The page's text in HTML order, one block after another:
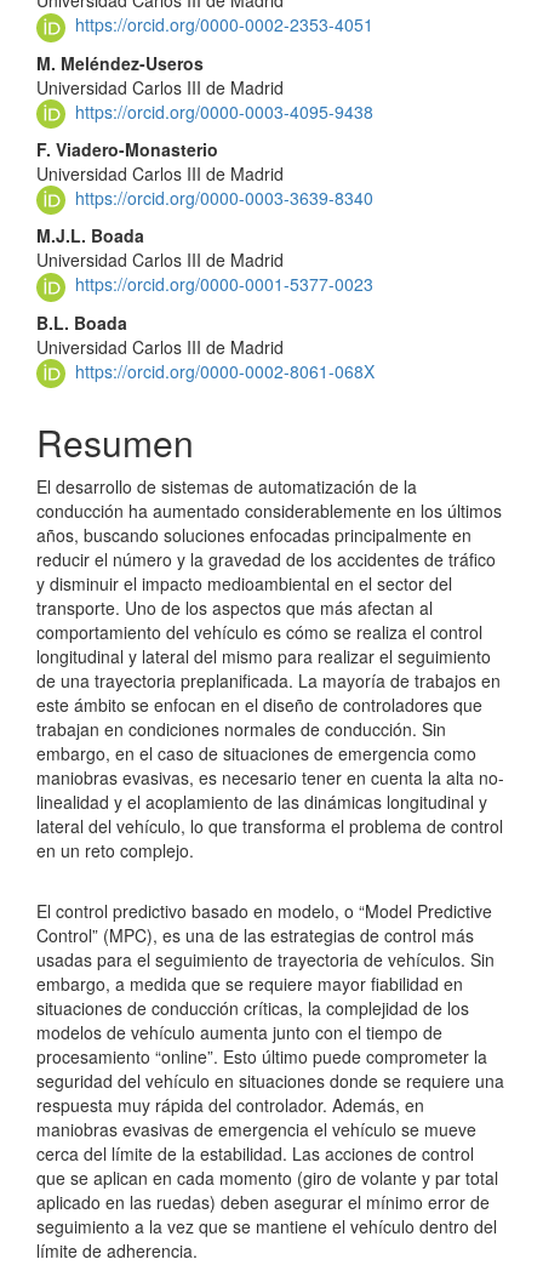
principal
del
artículo
https://orcid.org/0000-0002-2353-4051
M. Meléndez-Useros
Universidad Carlos III de Madrid
https://orcid.org/0000-0003-4095-9438
F. Viadero-Monasterio
Universidad Carlos III de Madrid
https://orcid.org/0000-0003-3639-8340
M.J.L. Boada
Universidad Carlos III de Madrid
https://orcid.org/0000-0001-5377-0023
B.L. Boada
Universidad Carlos III de Madrid
https://orcid.org/0000-0002-8061-068X
Resumen
El desarrollo de sistemas de automatización de la
conducción ha aumentado considerablemente en los últimos
años, buscando soluciones enfocadas principalmente en
reducir el número y la gravedad de los accidentes de tráfico
y disminuir el impacto medioambiental en el sector del
transporte. Uno de los aspectos que más afectan al
comportamiento del vehículo es cómo se realiza el control
longitudinal y lateral del mismo para realizar el seguimiento
de una trayectoria preplanificada. La mayoría de trabajos en
este ámbito se enfocan en el diseño de controladores que
trabajan en condiciones normales de conducción. Sin
embargo, en el caso de situaciones de emergencia como
maniobras evasivas, es necesario tener en cuenta la alta no-
linealidad y el acoplamiento de las dinámicas longitudinal y
lateral del vehículo, lo que transforma el problema de control
en un reto complejo.
El control predictivo basado en modelo, o “Model Predictive
Control” (MPC), es una de las estrategias de control más
usadas para el seguimiento de trayectoria de vehículos. Sin
embargo, a medida que se requiere mayor fiabilidad en
situaciones de conducción críticas, la complejidad de los
modelos de vehículo aumenta junto con el tiempo de
procesamiento “online”. Esto último puede comprometer la
seguridad del vehículo en situaciones donde se requiere una
respuesta muy rápida del controlador. Además, en
maniobras evasivas de emergencia el vehículo se mueve
cerca del límite de la estabilidad. Las acciones de control
que se aplican en cada momento (giro de volante y par total
aplicado en las ruedas) deben asegurar el mínimo error de
seguimiento a la vez que se mantiene el vehículo dentro del
límite de adherencia.